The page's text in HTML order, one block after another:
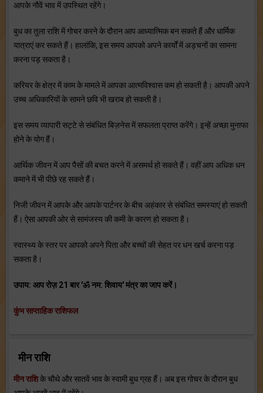
आपके नौवें भाव में उपस्थित रहेंगे।
बुध का तुला राशि में गोचर करने के दौरान आप आध्‍यात्मिक बन सकते हैं और धार्मिक
यात्राएं कर सकते हैं। हालांकि, इस समय आपको अपने कार्यों में अड़चनों का सामना
करना पड़ सकता है।
करियर के क्षेत्र में काम के मामले में आपका आत्‍मविश्‍वास कम हो सकती है। आपकी अपने
उच्‍च अधिकारियों के सामने छवि भी खराब हो सकती है।
इस समय व्‍यापारी सट्टे से संबंधित बिज़नेस में सफलता प्राप्‍त करेंगे। इन्‍हें अच्‍छा मुनाफा
होने के योग हैं।
आर्थिक जीवन में आप पैसों की बचत करने में असमर्थ हो सकते हैं। वहीं आप अधिक धन
कमाने में भी पीछे रह सकते हैं।
निजी जीवन में आपके और आपके पार्टनर के बीच अहंकार से संबंधित समस्‍याएं हो सकती
हैं। ऐसा आपकी ओर से सामंजस्‍य की कमी के कारण हो सकता है।
स्‍वास्‍थ्‍य के स्‍तर पर आपको अपने पिता और बच्‍चों की सेहत पर धन खर्च करना पड़
सकता है।
उपाय: आप रोज़ 21 बार 'ॐ नम: शिवाय' मंत्र का जाप करें।
कुंभ साप्ताहिक राशिफल
मीन राशि
मीन राशिके चौथे और सातवें भाव के स्‍वामी बुध ग्रह हैं। अब इस गोचर के दौरान बुध